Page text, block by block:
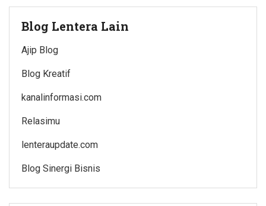
Blog Lentera Lain
Ajip Blog
Blog Kreatif
kanalinformasi.com
Relasimu
lenteraupdate.com
Blog Sinergi Bisnis